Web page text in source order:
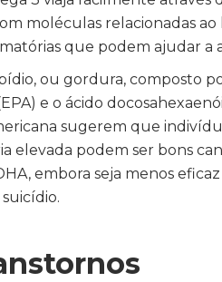
moléculas relacionadas
que podem ajudar a
ou gordura, composto
e o ácido
sugerem que
elevada podem ser bons
embora seja menos